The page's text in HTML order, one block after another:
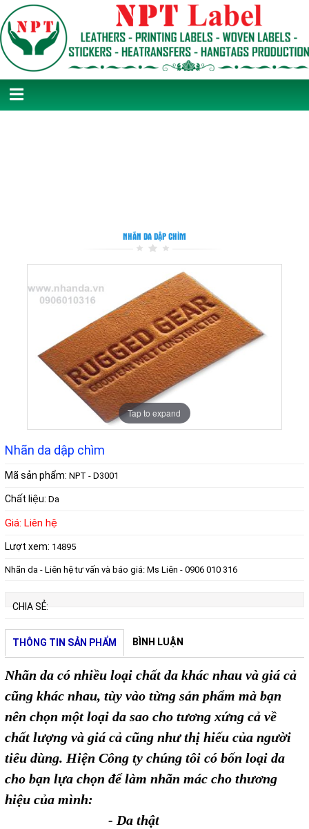
NHÃN DA DẬP CHÌM
Tap to expand
Nhãn da dập chìm
Mã sản phẩm: NPT - D3001
Chất liệu: Da
Giá: Liên hệ
Lượt xem: 14895
Nhãn da - Liên hệ tư vấn và báo giá: Ms Liên - 0906 010 316
CHIA SẺ:
THÔNG TIN SẢN PHẨM BÌNH LUẬN
Nhãn da có nhiều loại chất da khác nhau và giá cả
cũng khác nhau, tùy vào từng sản phẩm mà bạn
nên chọn một loại da sao cho tương xứng cả về
chất lượng và giá cả cũng như thị hiếu của người
tiêu dùng. Hiện Công ty chúng tôi có bốn loại da
cho bạn lựa chọn để làm nhãn mác cho thương
hiệu của mình:
- Da thật